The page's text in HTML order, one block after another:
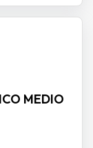
MEDIO